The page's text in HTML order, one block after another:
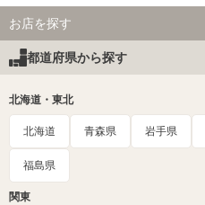
お店を探す
都道府県から探す
北海道・東北
北海道 青森県 岩手県
福島県
関東